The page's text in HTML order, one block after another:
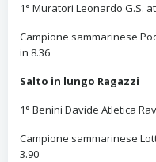
1° Muratori Leonardo G.S.
Campione sammarinese
in 8.36
Salto in lungo Ragazzi
1° Benini Davide Atletica
Campione sammarinese
3.90